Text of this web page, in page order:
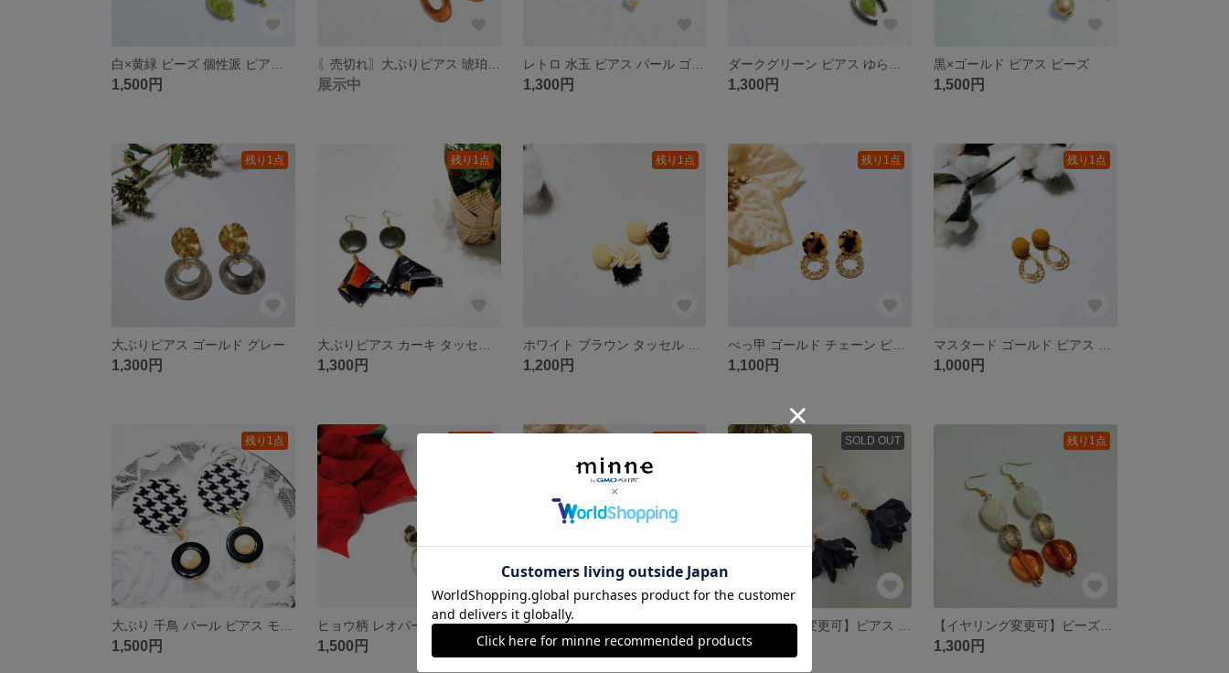
1,500円 展示中
レトロ 水玉 ピアス パール ゴールド
1,300円 1,300円
黒×ゴールド ピアス ビーズ
1,500円
残り1点
大ぶりピアス ゴールド グレー
1,300円
残り1点
1,300円
残り1点
1,200円
残り1点
1,100円
残り1点
1,000円
残り1点
1,500円
ヒョウ柄 レオパード ゴールド ピアス パール フープ リング 大ぶりピアス
1,500円
大ぶり 個性派 ピアス 黒×オレンジ×ゴールド フープ
1,500円
SOLD OUT
1,500円
残り1点
1,300円